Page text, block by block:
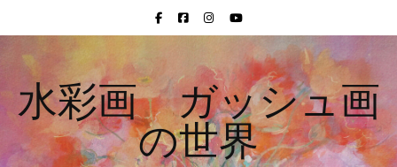
水彩画 ガッシュ画
の世界